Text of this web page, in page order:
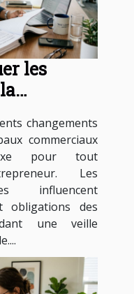
les
changements
commerciaux
pour tout
Les
influencent
obligations des
une veille